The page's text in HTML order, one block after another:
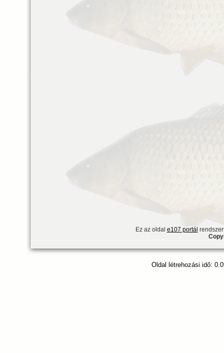
Ez az oldal e107 portál
Oldal létrehozási idő: